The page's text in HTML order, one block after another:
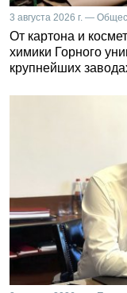
3 августа 2026 г. —
От картона и
химики Горного
крупнейших